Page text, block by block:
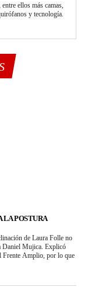
ellos más camas,
y tecnología.
POSTURA
de Laura Folle no
Daniel Mujica. Explicó
Frente Amplio, por lo que